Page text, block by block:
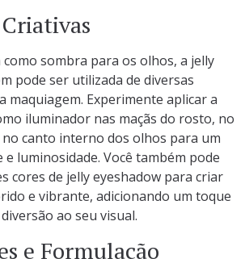
como sombra para os olhos, a jelly
pode ser utilizada de diversas
maquiagem. Experimente aplicar a
iluminador nas maçãs do rosto, no
canto interno dos olhos para um
luminosidade. Você também pode
cores de jelly eyeshadow para criar
e vibrante, adicionando um toque
ao seu visual.
e Formulação